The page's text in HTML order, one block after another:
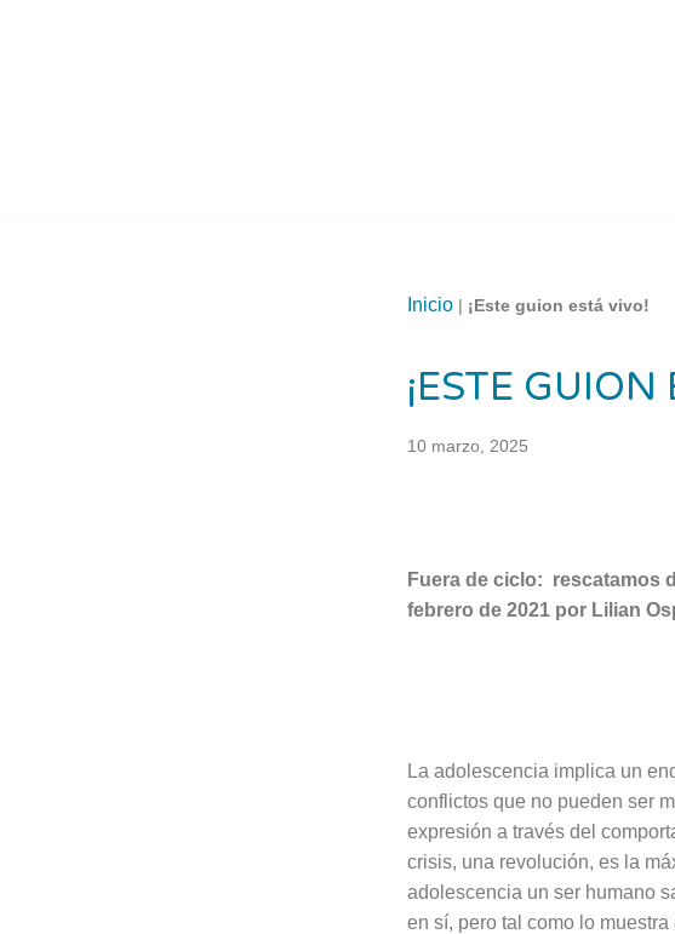
Inicio | ¡Este guion está vivo!
¡ESTE
10 marzo, 2025
Fuera de ciclo: rescatamos
febrero de 2021 por Lilian
La adolescencia implica un
conflictos que no pueden ser
expresión a través del
crisis, una revolución, es la
adolescencia un ser humano
en sí, pero tal como lo